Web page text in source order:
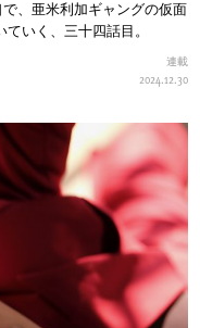
で、亜米利加ギャングの仮面
いく、三十四話目。
連載
2024.12.30